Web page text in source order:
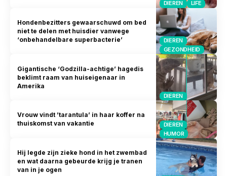
DIEREN LIFE
DIEREN
GEZONDHEID
Hondenbezitters gewaarschuwd om bed
niet te delen met huisdier vanwege
‘onbehandelbare superbacterie’
DIEREN
Gigantische ‘Godzilla-achtige’ hagedis
beklimt raam van huiseigenaar in
Amerika
DIEREN
HUMOR
Vrouw vindt ’tarantula’ in haar koffer na
thuiskomst van vakantie
Hij legde zijn zieke hond in het zwembad
en wat daarna gebeurde krijg je tranen
van in je ogen